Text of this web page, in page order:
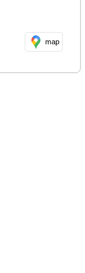
map